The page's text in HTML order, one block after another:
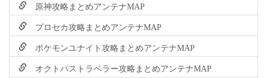
原神攻略まとめアンテナMAP
プロセカ攻略まとめアンテナMAP
ポケモンユナイト攻略まとめアンテナMAP
オクトパストラベラー攻略まとめアンテナMAP